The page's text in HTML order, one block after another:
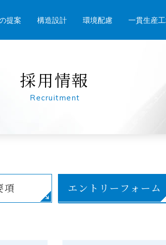
提案 構造設計 環境配慮 一貫生産
採用情報
Recruitment
項 エントリーフォーム